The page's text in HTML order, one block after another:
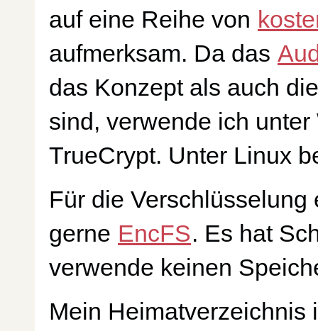
auf eine Reihe von
aufmerksam. Da das
das Konzept als auch
sind, verwende ich
TrueCrypt. Unter Linux
Für die
gerne EncFS. Es hat
verwende keinen
Mein Heimatverzeichnis